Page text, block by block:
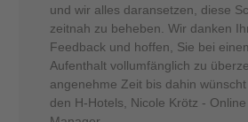
und wir alles daransetzen, diese
zeitnah zu beheben. Wir danken
Feedback und hoffen, Sie bei
Aufenthalt vollumfänglich zu
angenehme Zeit bis dahin
den H-Hotels, Nicole Krötz -